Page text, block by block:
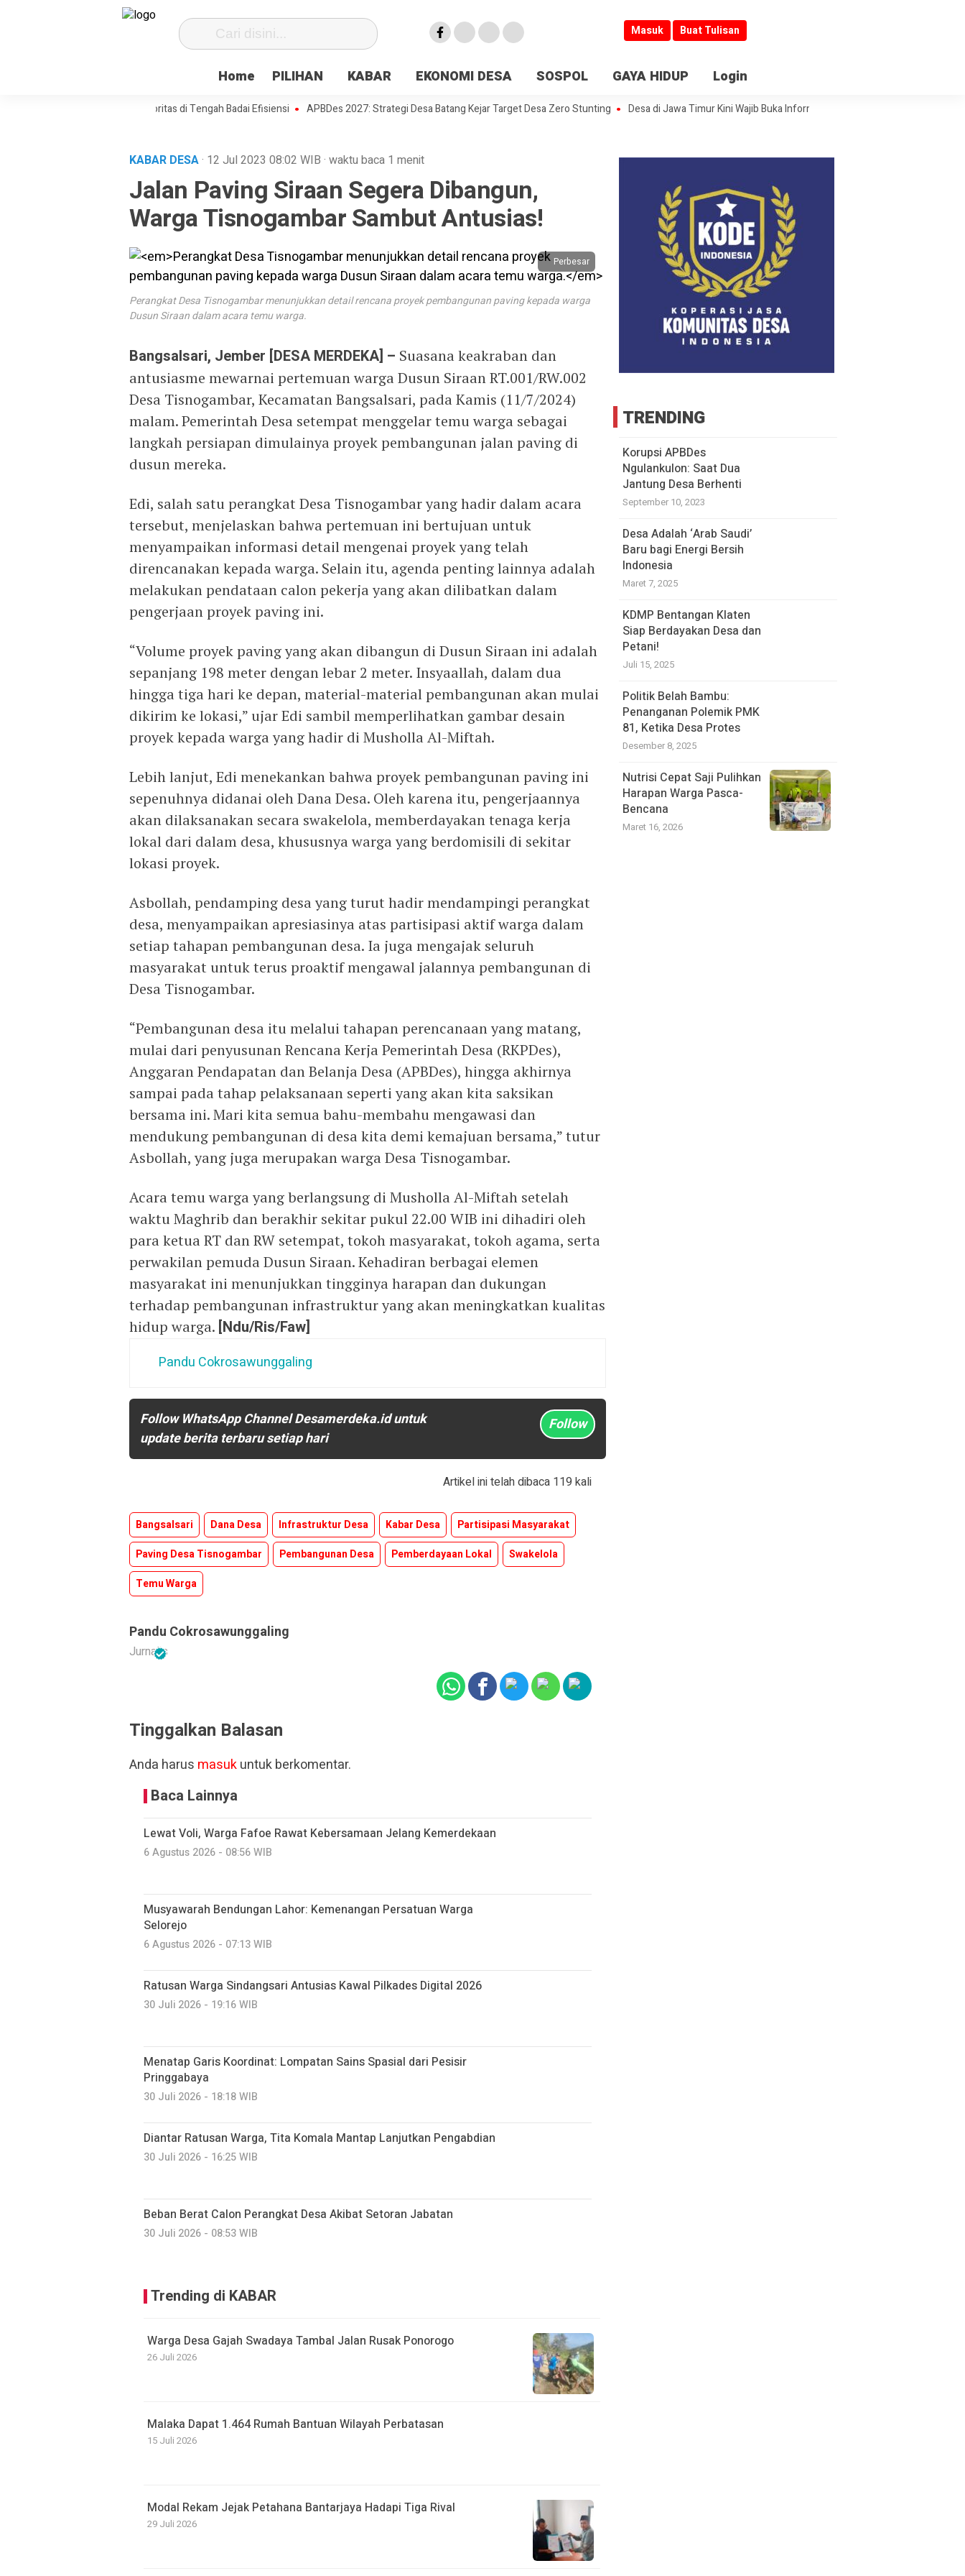
Masuk Buat Tulisan
Home PILIHAN KABAR EKONOMI DESA SOSPOL GAYA HIDUP Login
Lompoe Merajut Prioritas di Tengah Badai Efisiensi APBDes 2027: Strategi Desa Batang Kejar Target Desa Zero Stunting Desa di Jawa Timur Kini Wajib Buka Informasi
KABAR DESA· 12 Jul 2023 08:02 WIB · waktu baca 1 menit
Jalan Paving Siraan Segera Dibangun,
Warga Tisnogambar Sambut Antusias!
Perbesar
Perangkat Desa Tisnogambar menunjukkan detail rencana proyek pembangunan paving kepada warga
Dusun Siraan dalam acara temu warga.
Bangsalsari, Jember [DESA MERDEKA] – Suasana keakraban dan
antusiasme mewarnai pertemuan warga Dusun Siraan RT.001/RW.002
Desa Tisnogambar, Kecamatan Bangsalsari, pada Kamis (11/7/2024)
malam. Pemerintah Desa setempat menggelar temu warga sebagai
langkah persiapan dimulainya proyek pembangunan jalan paving di
dusun mereka.
Edi, salah satu perangkat Desa Tisnogambar yang hadir dalam acara
tersebut, menjelaskan bahwa pertemuan ini bertujuan untuk
menyampaikan informasi detail mengenai proyek yang telah
direncanakan kepada warga. Selain itu, agenda penting lainnya adalah
melakukan pendataan calon pekerja yang akan dilibatkan dalam
pengerjaan proyek paving ini.
“Volume proyek paving yang akan dibangun di Dusun Siraan ini adalah
sepanjang 198 meter dengan lebar 2 meter. Insyaallah, dalam dua
hingga tiga hari ke depan, material-material pembangunan akan mulai
dikirim ke lokasi,” ujar Edi sambil memperlihatkan gambar desain
proyek kepada warga yang hadir di Musholla Al-Miftah.
Lebih lanjut, Edi menekankan bahwa proyek pembangunan paving ini
sepenuhnya didanai oleh Dana Desa. Oleh karena itu, pengerjaannya
akan dilaksanakan secara swakelola, memberdayakan tenaga kerja
lokal dari dalam desa, khususnya warga yang berdomisili di sekitar
lokasi proyek.
Asbollah, pendamping desa yang turut hadir mendampingi perangkat
desa, menyampaikan apresiasinya atas partisipasi aktif warga dalam
setiap tahapan pembangunan desa. Ia juga mengajak seluruh
masyarakat untuk terus proaktif mengawal jalannya pembangunan di
Desa Tisnogambar.
“Pembangunan desa itu melalui tahapan perencanaan yang matang,
mulai dari penyusunan Rencana Kerja Pemerintah Desa (RKPDes),
Anggaran Pendapatan dan Belanja Desa (APBDes), hingga akhirnya
sampai pada tahap pelaksanaan seperti yang akan kita saksikan
bersama ini. Mari kita semua bahu-membahu mengawasi dan
mendukung pembangunan di desa kita demi kemajuan bersama,” tutur
Asbollah, yang juga merupakan warga Desa Tisnogambar.
Acara temu warga yang berlangsung di Musholla Al-Miftah setelah
waktu Maghrib dan berakhir sekitar pukul 22.00 WIB ini dihadiri oleh
para ketua RT dan RW setempat, tokoh masyarakat, tokoh agama, serta
perwakilan pemuda Dusun Siraan. Kehadiran berbagai elemen
masyarakat ini menunjukkan tingginya harapan dan dukungan
terhadap pembangunan infrastruktur yang akan meningkatkan kualitas
hidup warga. [Ndu/Ris/Faw]
Pandu Cokrosawunggaling
Follow WhatsApp Channel Desamerdeka.id untuk
update berita terbaru setiap hari
Follow
Artikel ini telah dibaca 119 kali
Bangsalsari Dana Desa Infrastruktur Desa Kabar Desa
Partisipasi Masyarakat
Paving Desa Tisnogambar
Pembangunan Desa Pemberdayaan Lokal
Swakelola
Temu Warga
Pandu Cokrosawunggaling
Jurnalis
Tinggalkan Balasan
Anda harus masukuntuk berkomentar.
Baca Lainnya
Lewat Voli, Warga Fafoe Rawat Kebersamaan Jelang Kemerdekaan
6 Agustus 2026 - 08:56 WIB
Musyawarah Bendungan Lahor: Kemenangan Persatuan Warga
Selorejo
6 Agustus 2026 - 07:13 WIB
Ratusan Warga Sindangsari Antusias Kawal Pilkades Digital 2026
30 Juli 2026 - 19:16 WIB
Menatap Garis Koordinat: Lompatan Sains Spasial dari Pesisir
Pringgabaya
30 Juli 2026 - 18:18 WIB
Diantar Ratusan Warga, Tita Komala Mantap Lanjutkan Pengabdian
30 Juli 2026 - 16:25 WIB
Beban Berat Calon Perangkat Desa Akibat Setoran Jabatan
30 Juli 2026 - 08:53 WIB
Trending di KABAR
Warga Desa Gajah Swadaya Tambal Jalan Rusak Ponorogo
26 Juli 2026
Malaka Dapat 1.464 Rumah Bantuan Wilayah Perbatasan
15 Juli 2026
Modal Rekam Jejak Petahana Bantarjaya Hadapi Tiga Rival
29 Juli 2026
TRENDING
Korupsi APBDes
Ngulankulon: Saat Dua
Jantung Desa Berhenti
September 10, 2023
Desa Adalah ‘Arab Saudi’
Baru bagi Energi Bersih
Indonesia
Maret 7, 2025
KDMP Bentangan Klaten
Siap Berdayakan Desa dan
Petani!
Juli 15, 2025
Politik Belah Bambu:
Penanganan Polemik PMK
81, Ketika Desa Protes
Desember 8, 2025
Nutrisi Cepat Saji Pulihkan
Harapan Warga Pasca-
Bencana
Maret 16, 2026